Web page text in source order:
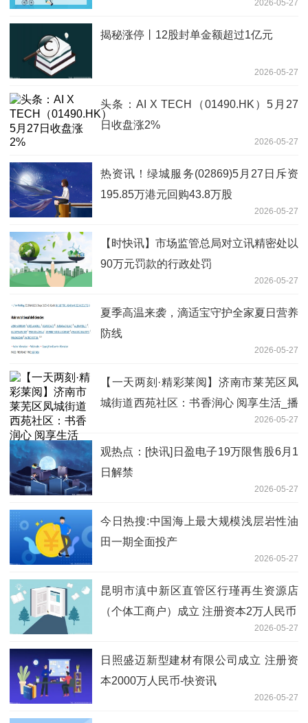
2026-05-27
揭秘涨停丨12股封单金额超过1亿元
2026-05-27
头条：AI X TECH（01490.HK）5月27
日收盘涨2%
2026-05-27
热资讯！绿城服务(02869)5月27日斥资
195.85万港元回购43.8万股
2026-05-27
【时快讯】市场监管总局对立讯精密处以
90万元罚款的行政处罚
2026-05-27
夏季高温来袭，滴适宝守护全家夏日营养
防线
2026-05-27
【一天两刻·精彩莱阅】济南市莱芜区凤
城街道西苑社区：书香润心 阅享生活_播
2026-05-27
观热点：[快讯]日盈电子19万限售股6月1
日解禁
2026-05-27
今日热搜:中国海上最大规模浅层岩性油
田一期全面投产
2026-05-27
昆明市滇中新区直管区行瑾再生资源店
（个体工商户）成立 注册资本2万人民币
2026-05-27
日照盛迈新型建材有限公司成立 注册资
本2000万人民币-快资讯
2026-05-27